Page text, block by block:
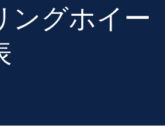
ングホイー